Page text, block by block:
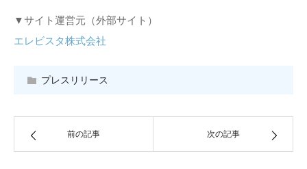
▼サイト運営元（外部サイト）
エレビスタ株式会社
プレスリリース
前の記事 次の記事